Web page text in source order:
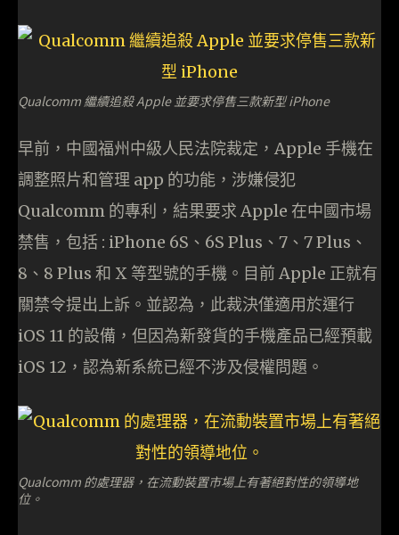
Qualcomm 繼續追殺 Apple 並要求停售三款新型 iPhone
早前，中國福州中級人民法院裁定，Apple 手機在
調整照片和管理 app 的功能，涉嫌侵犯
Qualcomm 的專利，結果要求 Apple 在中國市場
禁售，包括 : iPhone 6S、6S Plus、7、7 Plus、
8、8 Plus 和 X 等型號的手機。目前 Apple 正就有
關禁令提出上訴。並認為，此裁決僅適用於運行
iOS 11 的設備，但因為新發貨的手機產品已經預載
iOS 12，認為新系統已經不涉及侵權問題。
Qualcomm 的處理器，在流動裝置市場上有著絕對性的領導地
位。